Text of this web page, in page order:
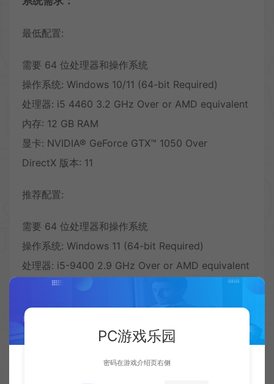
最低配置:
需要 64 位处理器和操作系统
操作系统: Windows 10/11 (64-bit Required)
处理器: i5 4460 3.2 GHz Over or AMD equivalent
内存: 12 GB RAM
显卡: NVIDIA® GeForce GTX™ 1050 Over
DirectX 版本: 11
推荐配置:
需要 64 位处理器和操作系统
操作系统: Windows 11 (64-bit Required)
处理器: i5-9400 2.9 GHz Over or AMD equivalent
内存: 16 GB RAM
DirectX 版本: 11
PC游戏乐园
密码在游戏介绍页右侧